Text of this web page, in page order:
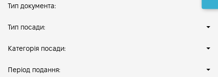
Тип документа:
Тип посади:
Категорія посади:
Період подання: